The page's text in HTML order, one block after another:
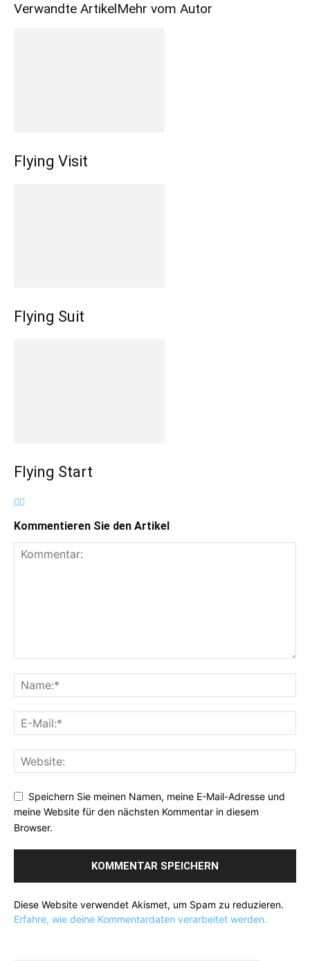
Verwandte ArtikelMehr vom Autor
Flying Visit
Flying Suit
Flying Start
Kommentieren Sie den Artikel
Speichern Sie meinen Namen, meine E-Mail-Adresse und
meine Website für den nächsten Kommentar in diesem
Browser.
Diese Website verwendet Akismet, um Spam zu reduzieren.
Erfahre, wie deine Kommentardaten verarbeitet werden.